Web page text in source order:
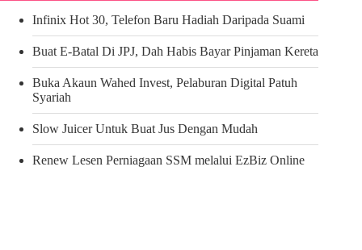
Infinix Hot 30, Telefon Baru Hadiah Daripada Suami
Buat E-Batal Di JPJ, Dah Habis Bayar Pinjaman Kereta
Buka Akaun Wahed Invest, Pelaburan Digital Patuh
Syariah
Slow Juicer Untuk Buat Jus Dengan Mudah
Renew Lesen Perniagaan SSM melalui EzBiz Online